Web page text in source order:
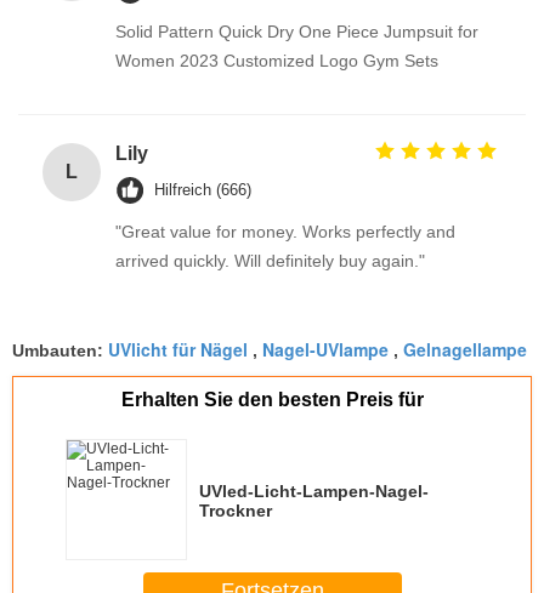
Solid Pattern Quick Dry One Piece Jumpsuit for
Women 2023 Customized Logo Gym Sets
L
Lily
Hilfreich (666)
"Great value for money. Works perfectly and
arrived quickly. Will definitely buy again."
Umbauten: UVlicht für Nägel , Nagel-UVlampe , Gelnagellampe
Erhalten Sie den besten Preis für
UVled-Licht-Lampen-Nagel-
Trockner